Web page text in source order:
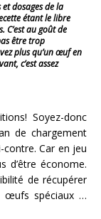
dosages de la
étant le libre
C’est au goût de
être trop
plus qu’un œuf en
c’est assez
Soyez-donc
de chargement
Car en jeu
d’être économe.
de récupérer
œufs spéciaux …